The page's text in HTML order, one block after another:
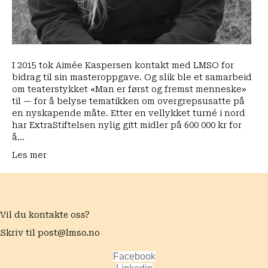
I 2015 tok Aimée Kaspersen kontakt med LMSO for
bidrag til sin masteroppgave. Og slik ble et samarbeid
om teaterstykket «Man er først og fremst menneske»
til — for å belyse tematikken om overgrepsusatte på
en nyskapende måte. Etter en vellykket turné i nord
har ExtraStiftelsen nylig gitt midler på 600 000 kr for
å…
Les mer
Vil du kontakte oss?
Skriv til post@lmso.no
Facebook